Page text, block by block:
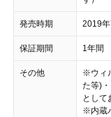
発売時期 2019年
保証期間 1年間
その他
※ウィ
た等)
として
※内蔵